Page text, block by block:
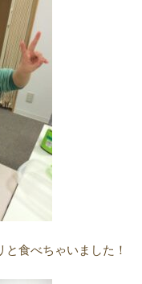
食べちゃいました！